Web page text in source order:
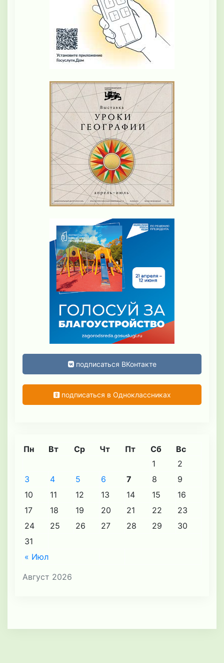
подписаться ВКонтакте
подписаться в Одноклассниках
Август 2026
Пн Вт Ср Чт Пт Сб Вс
« Июл
1
2
3
4 5 6 7 8
9
10
11 12 13 14 15
16
17
18 19 20 21 22
23
24
25 26 27 28 29
30
31